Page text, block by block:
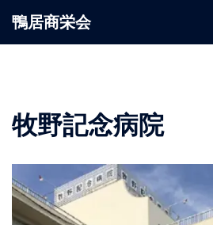
鴨居商栄会
牧野記念病院